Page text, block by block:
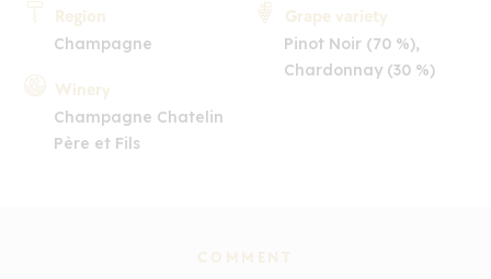
Region
Champagne
Winery
Champagne Chatelin
Père et Fils
Grape variety
Pinot Noir (70 %),
Chardonnay (30 %)
COMMENT